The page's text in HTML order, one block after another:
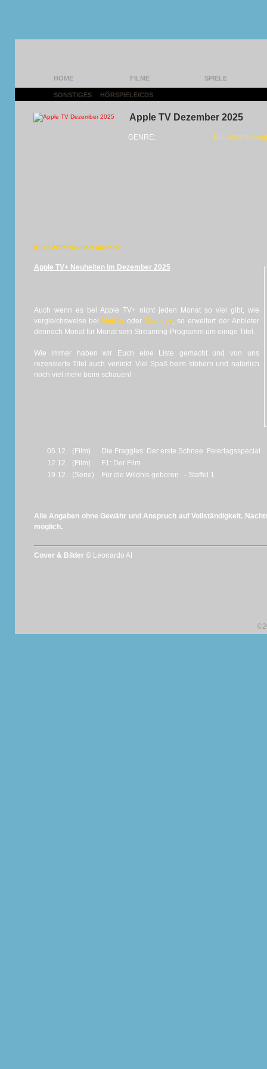
HOME FILME SPIELE
SONSTIGES HÖRSPIELE/CDS
Apple TV Dezember 2025
GENRE:
01.12.2025 von Beef Supreme
Apple TV+ Neuheiten im Dezember 2025
Auch wenn es bei Apple TV+ nicht jeden Monat so viel gibt, wie
vergleichsweise bei Netflix oder Disney+, so erweitert der Anbieter
dennoch Monat für Monat sein Streaming-Programm um einige Titel.
Wie immer haben wir Euch eine Liste gemacht und von uns
rezensierte Titel auch verlinkt. Viel Spaß beim stöbern und natürlich
noch viel mehr beim schauen!
05.12. (Film)
Die Fraggles: Der erste Schnee Feiertagsspecial
12.12.
(Film)
F1: Der Film
19.12.
(Serie) Für die Wildnis geboren - Staffel 1
Alle Angaben ohne Gewähr und Anspruch auf Vollständigkeit.
möglich.
Cover & Bilder © Leonardo AI